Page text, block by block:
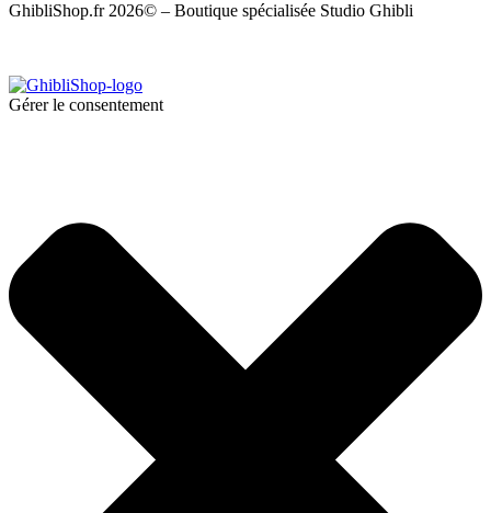
GhibliShop.fr 2026© – Boutique spécialisée Studio Ghibli
Gérer le consentement